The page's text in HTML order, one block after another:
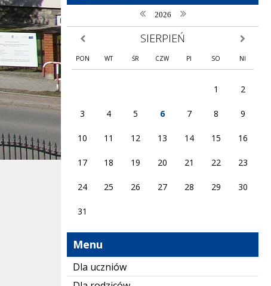
poprzedni rok
2026 następny rok
poprzedni miesiąc SIERPIEŃ następny
PON WT ŚR CZW PI SO NI
1 2
3 4 5 6 7 8 9
10 11 12 13 14 15 16
17 18 19 20 21 22 23
24 25 26 27 28 29 30
31
Menu
Dla uczniów